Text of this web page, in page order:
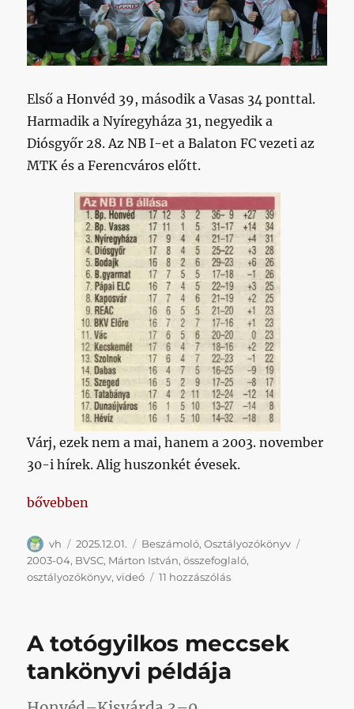
Első a Honvéd 39, második a Vasas 34 ponttal.
Harmadik a Nyíregyháza 31, negyedik a
Diósgyőr 28. Az NB I-et a Balaton FC vezeti az
MTK és a Ferencváros előtt.
Várj, ezek nem a mai, hanem a 2003. november
30-i hírek. Alig huszonkét évesek.
„Első lépés pipa: őszi elsőség pontelőnnyel”
bővebben
Szerző
vh Közzétéve
2025.12.01. Kategória
Beszámoló,Osztályozókönyv
2003-04, BVSC, Márton István,összefoglaló,
osztályozókönyv,videó 11 hozzászólásElső
elsőség
című
A totógyilkos meccsek
tankönyvi példája